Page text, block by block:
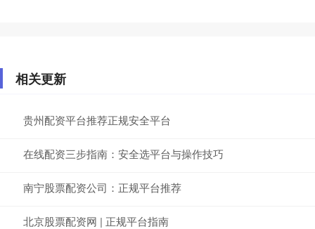
相关更新
贵州配资平台推荐正规安全平台
在线配资三步指南：安全选平台与操作技巧
南宁股票配资公司：正规平台推荐
北京股票配资网 | 正规平台指南